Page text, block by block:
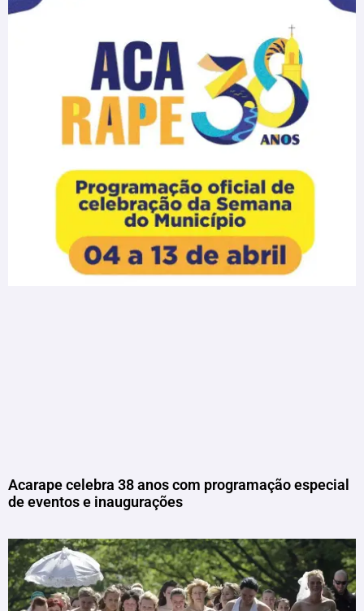
Acarape celebra 38 anos com programação especial
de eventos e inaugurações